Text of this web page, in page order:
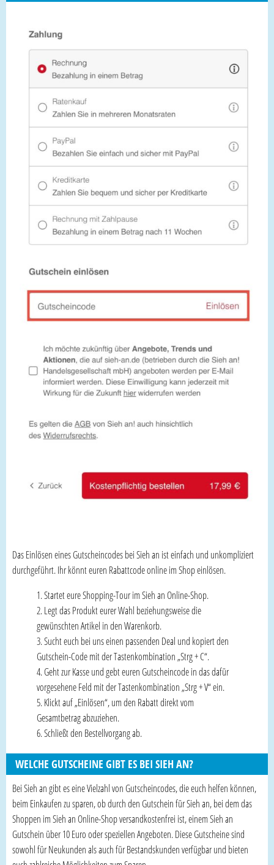
Das Einlösen eines Gutscheincodes bei Sieh an ist einfach und unkompliziert
durchgeführt. Ihr könnt euren Rabattcode online im Shop einlösen.
Startet eure Shopping-Tour im Sieh an Online-Shop.
Legt das Produkt eurer Wahl beziehungsweise die
gewünschten Artikel in den Warenkorb.
Sucht euch bei uns einen passenden Deal und kopiert den
Gutschein-Code mit der Tastenkombination „Strg + C“.
Geht zur Kasse und gebt euren Gutscheincode in das dafür
vorgesehene Feld mit der Tastenkombination „Strg + V“ ein.
Klickt auf „Einlösen“, um den Rabatt direkt vom
Gesamtbetrag abzuziehen.
Schließt den Bestellvorgang ab.
WELCHE GUTSCHEINE GIBT ES BEI SIEH AN?
Bei Sieh an gibt es eine Vielzahl von Gutscheincodes, die euch helfen können,
beim Einkaufen zu sparen, ob durch den Gutschein für Sieh an, bei dem das
Shoppen im Sieh an Online-Shop versandkostenfrei ist, einem Sieh an
Gutschein über 10 Euro oder speziellen Angeboten. Diese Gutscheine sind
sowohl für Neukunden als auch für Bestandskunden verfügbar und bieten